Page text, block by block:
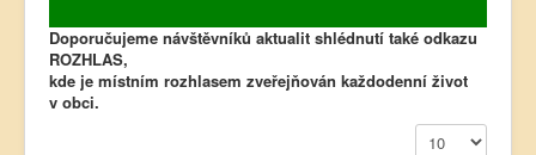
Doporučujeme návštěvníků aktualit shlédnutí také odkazu
ROZHLAS,
kde je místním rozhlasem zveřejňován každodenní život
v obci.
Počet zobrazení